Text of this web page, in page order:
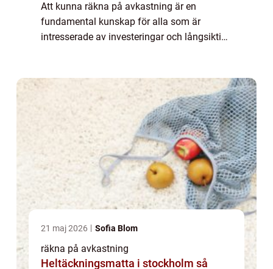
Att kunna räkna på avkastning är en
fundamental kunskap för alla som är
intresserade av investeringar och långsiktigt
21 maj 2026 Sofia Blom
räkna på avkastning
Heltäckningsmatta i stockholm så